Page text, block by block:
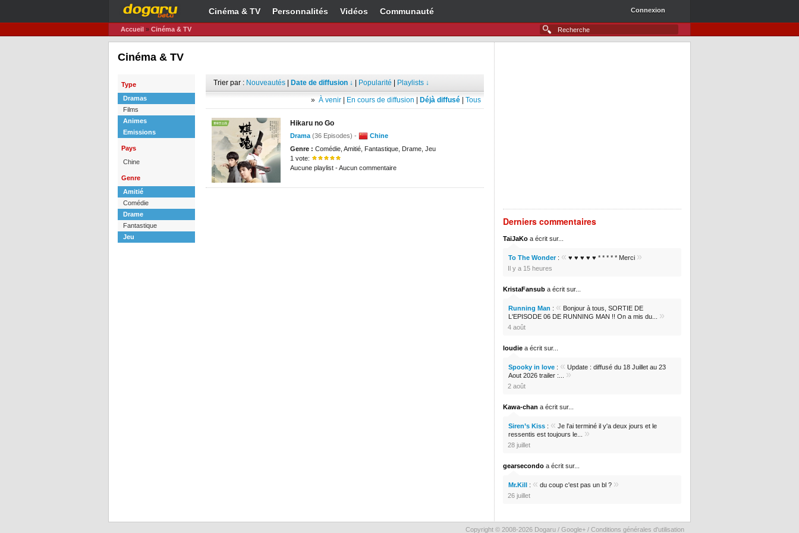
Cinéma & TV Personnalités Vidéos Communauté Connexion
Accueil » Cinéma & TV
Cinéma & TV
Type
Dramas
Films
Animes
Emissions
Pays
Chine
Genre
Amitié
Comédie
Drame
Fantastique
Jeu
Trier par : Nouveautés Date de diffusion ↓ Popularité Playlists ↓
» À venir En cours de diffusion Déjà diffusé Tous
Hikaru no Go
Drama (36 Episodes) -
Chine
Genre : Comédie, Amitié, Fantastique, Drame, Jeu
1 vote:
Aucune playlist - Aucun commentaire
Derniers commentaires
TaïJaKo a écrit sur...
To The Wonder: « ♥ ♥ ♥ ♥ ♥ * * * * * Merci »
Il y a 15 heures
KristaFansub a écrit sur...
Running Man : « Bonjour à tous, SORTIE DE
L'EPISODE 06 DE RUNNING MAN !! On a mis du... »
4 août
loudie a écrit sur...
Spooky in love : « Update : diffusé du 18 Juillet au 23
Aout 2026 trailer :... »
2 août
Kawa-chan a écrit sur...
Siren’s Kiss : « Je l'ai terminé il y'a deux jours et le
ressentis est toujours le... »
28 juillet
gearsecondo a écrit sur...
Mr.Kill : « du coup c'est pas un bl ? »
26 juillet
Copyright © 2008-2026 Dogaru / Google+ / Conditions générales d'utilisation